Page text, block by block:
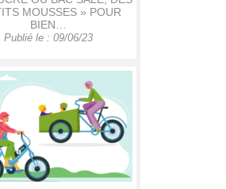
MOUSSES » POUR
BIEN…
Publié le : 09/06/23